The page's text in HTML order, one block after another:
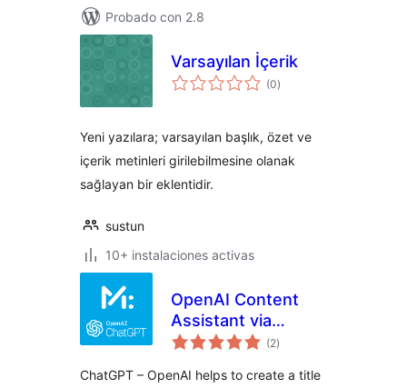
Probado con 2.8
Varsayılan İçerik
(0total
de
)
Yeni yazılara; varsayılan başlık, özet ve
içerik metinleri girilebilmesine olanak
sağlayan bir eklentidir.
sustun
10+ instalaciones activas
OpenAI Content
Assistant via
ChatGPT |
(2total
de
)
ChatGPT – OpenAI helps to create a title